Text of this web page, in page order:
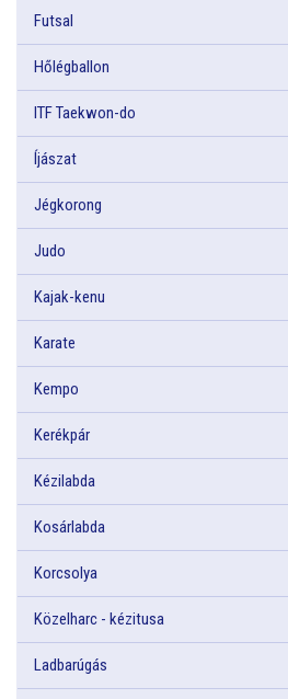
Futsal
Hőlégballon
ITF Taekwon-do
Íjászat
Jégkorong
Judo
Kajak-kenu
Karate
Kempo
Kerékpár
Kézilabda
Kosárlabda
Korcsolya
Közelharc - kézitusa
Ladbarúgás